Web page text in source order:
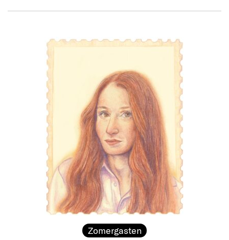
Zomergasten